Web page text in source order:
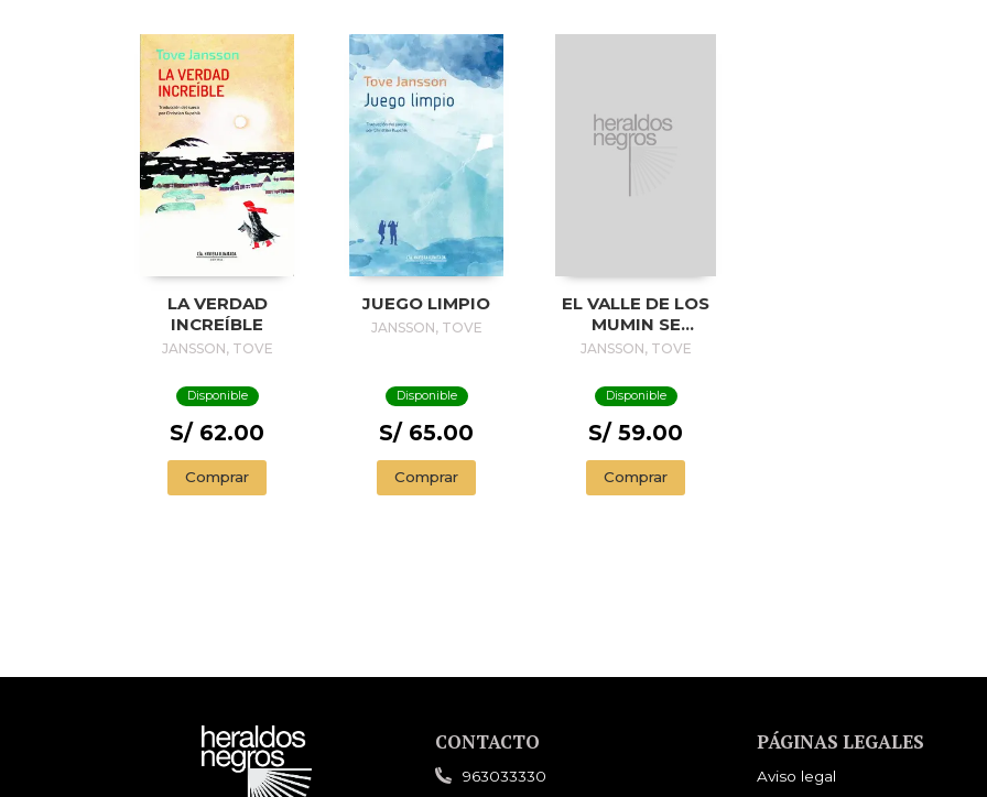
LA VERDAD
INCREÍBLE
JANSSON, TOVE
Disponible
S/ 62.00
Comprar
JUEGO LIMPIO
JANSSON, TOVE
Disponible
S/ 65.00
Comprar
EL VALLE DE LOS
MUMIN SE
TRANSFORMA EN
JANSSON, TOVE
Disponible
S/ 59.00
Comprar
CONTACTO
963033330
PÁGINAS LEGALES
Aviso legal